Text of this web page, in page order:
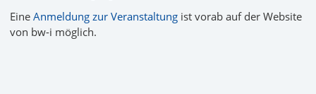
Eine Anmeldung zur Veranstaltung ist vorab auf der Website
von bw-i möglich.